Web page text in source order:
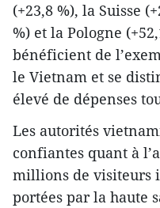
(+23,8 %), la Suisse
%) et la Pologne
bénéficient de
le Vietnam et se
élevé de dépenses
Les autorités
confiantes quant à
millions de visiteurs
portées par la haute